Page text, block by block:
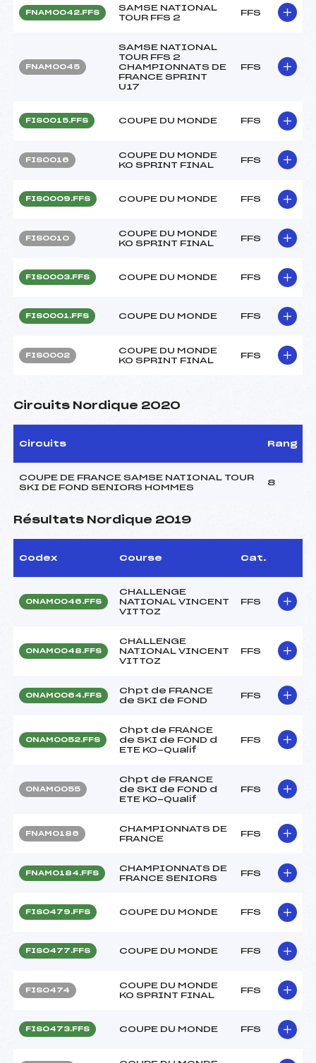
FNAM0042.FFS
SAMSE NATIONAL
TOUR FFS 2
FFS
FNAM0045
SAMSE NATIONAL
TOUR FFS 2
CHAMPIONNATS DE
FRANCE SPRINT
U17
FFS
FIS0015.FFS COUPE DU MONDE FFS
FIS0016
COUPE DU MONDE
KO SPRINT FINAL
FFS
FIS0009.FFS COUPE DU MONDE FFS
FIS0010
COUPE DU MONDE
KO SPRINT FINAL
FFS
FIS0003.FFS COUPE DU MONDE FFS
FIS0001.FFS COUPE DU MONDE FFS
FIS0002
COUPE DU MONDE
KO SPRINT FINAL
FFS
Circuits Nordique 2020
Circuits Rang
COUPE DE FRANCE SAMSE NATIONAL TOUR
SKI DE FOND SENIORS HOMMES
8
Résultats Nordique 2019
Codex Course Cat.
ONAM0046.FFS
CHALLENGE
NATIONAL VINCENT
VITTOZ
FFS
ONAM0048.FFS
CHALLENGE
NATIONAL VINCENT
VITTOZ
FFS
ONAM0064.FFS
Chpt de FRANCE
de SKI de FOND
FFS
ONAM0052.FFS
Chpt de FRANCE
de SKI de FOND d
ETE KO-Qualif
FFS
ONAM0055
Chpt de FRANCE
de SKI de FOND d
ETE KO-Qualif
FFS
FNAM0186
CHAMPIONNATS DE
FRANCE
FFS
FNAM0184.FFS
CHAMPIONNATS DE
FRANCE SENIORS
FFS
FIS0479.FFS COUPE DU MONDE FFS
FIS0477.FFS COUPE DU MONDE FFS
FIS0474
COUPE DU MONDE
KO SPRINT FINAL
FFS
FIS0473.FFS COUPE DU MONDE FFS